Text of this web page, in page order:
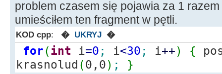
problem czasem się pojawia za 1
umieściłem ten fragment w pętli.
KOD cpp: � UKRYJ �
for(int i=0 ; i<30 ; i++) {
krasnolud (0,0) ; }